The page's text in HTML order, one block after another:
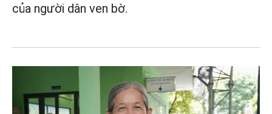
của người dân ven bờ.